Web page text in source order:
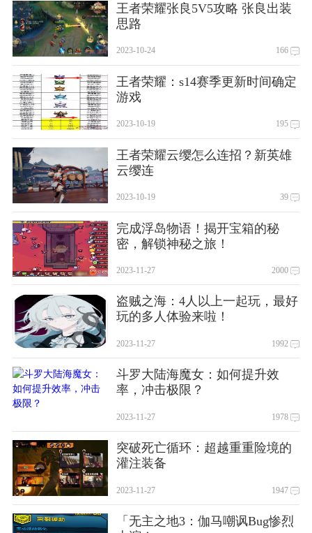
王者荣耀张良5V5攻略 张良出装
思路
2023-10-24 166
王者荣耀：s14赛季更新时间确定
游戏
2023-10-19 195
王者荣耀云缨怎么连招？新英雄
云缨连
2023-10-19 39
完成浮岛物语！揭开宝箱的秘
密，解锁神秘之旅！
2023-11-27 2000
盗贼之海：4人以上一起玩，最好
玩的多人体验来啦！
2023-11-27 1992
斗罗大陆海魔女：如何提升效
率，冲击极限？
2023-11-27 1978
突破死亡循环：超越重重险境的
灌注装备
2023-11-27 1947
「无主之地3：伽马嘲讽Bug惨烈